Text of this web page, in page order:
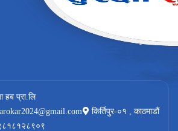
हब प्रा.लि
किर्तिपुर-०१ , काठमाडौं